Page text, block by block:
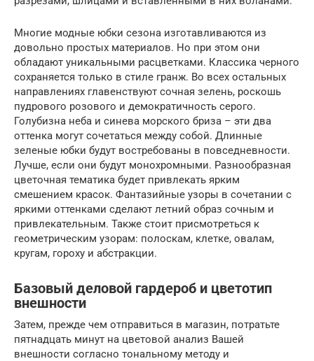
Многие модные юбки сезона изготавливаются из
довольно простых материалов. Но при этом они
обладают уникальными расцветками. Классика черного
сохраняется только в стиле гранж. Во всех остальных
направлениях главенствуют сочная зелень, роскошь
пудрового розового и демократичность серого.
Голубизна неба и синева морского бриза – эти два
оттенка могут сочетаться между собой. Длинные
зеленые юбки будут востребованы в повседневности.
Лучше, если они будут монохромными. Разнообразная
цветочная тематика будет привлекать ярким
смешением красок. Фантазийные узоры в сочетании с
яркими оттенками сделают летний образ сочным и
привлекательным. Также стоит присмотреться к
геометрическим узорам: полоскам, клетке, овалам,
кругам, гороху и абстракции.
Базовый деловой гардероб и цветотип
внешности
Затем, прежде чем отправиться в магазин, потратьте
пятнадцать минут на цветовой анализ Вашей
внешности согласно тональному методу и